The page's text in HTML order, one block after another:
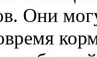
Они